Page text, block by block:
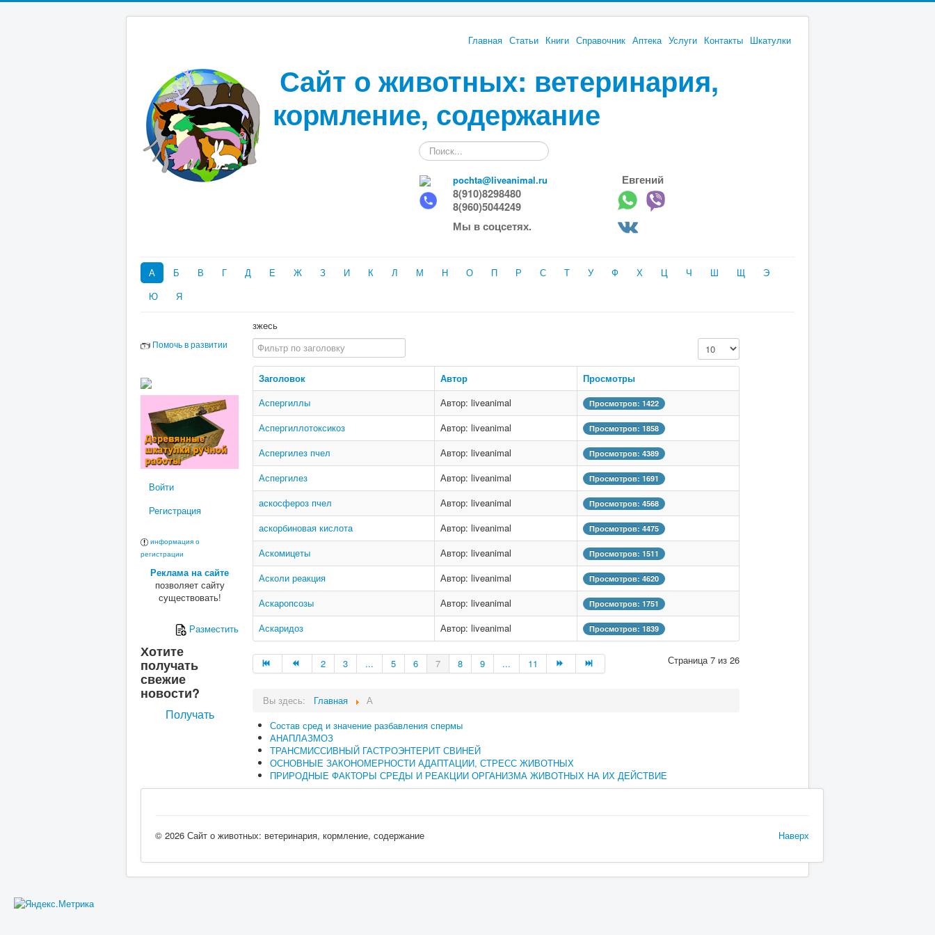
Главная Статьи Книги Справочник Аптека Услуги Контакты Шкатулки
Сайт о животных: ветеринария,
кормление, содержание
Искать...
pochta@liveanimal.ru
Евгений
8(910)8298480
8(960)5044249
Мы в соцсетях.
А Б В Г Д Е Ж З И К Л М Н О П Р С Т У Ф Х Ц Ч Ш Щ
Э
Ю
Я
Помочь в развитии
Войти
Регистрация
информация о
регистрации
Реклама на сайте
позволяет сайту
существовать!
Разместить
Хотите
получать
свежие
новости?
Получать
зжесь
Фильтр по заголовку
Кол-во строк:
Заголовок Автор
Просмотры
Аспергиллы
Автор: liveanimal Просмотров: 1422
Аспергиллотоксикоз Автор: liveanimal Просмотров: 1858
Аспергилез пчел Автор: liveanimal Просмотров: 4389
Аспергилез Автор: liveanimal Просмотров: 1691
аскосфероз пчел Автор: liveanimal Просмотров: 4568
аскорбиновая кислота Автор: liveanimal Просмотров: 4475
Аскомицеты Автор: liveanimal Просмотров: 1511
Асколи реакция Автор: liveanimal Просмотров: 4620
Аскаропсозы Автор: liveanimal Просмотров: 1751
Аскаридоз Автор: liveanimal Просмотров: 1839
Страница 7 из 26
2 3 ... 5 6 7 8 9 ... 11
Вы здесь: Главная
А
Состав сред и значение разбавления спермы
АНАПЛАЗМОЗ
ТРАНСМИССИВНЫЙ ГАСТРОЭНТЕРИТ СВИНЕЙ
ОСНОВНЫЕ ЗАКОНОМЕРНОСТИ АДАПТАЦИИ, СТРЕСС ЖИВОТНЫХ
ПРИРОДНЫЕ ФАКТОРЫ СРЕДЫ И РЕАКЦИИ ОРГАНИЗМА ЖИВОТНЫХ НА ИХ ДЕЙСТВИЕ
Наверх
© 2026 Сайт о животных: ветеринария, кормление, содержание